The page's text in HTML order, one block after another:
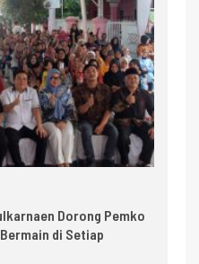
Dorong Pemko
di Setiap